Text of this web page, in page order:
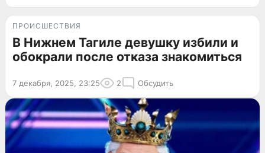
ПРОИСШЕСТВИЯ
В Нижнем Тагиле девушку избили и
обокрали после отказа знакомиться
7 декабря, 2025, 23:25 2 Обсудить